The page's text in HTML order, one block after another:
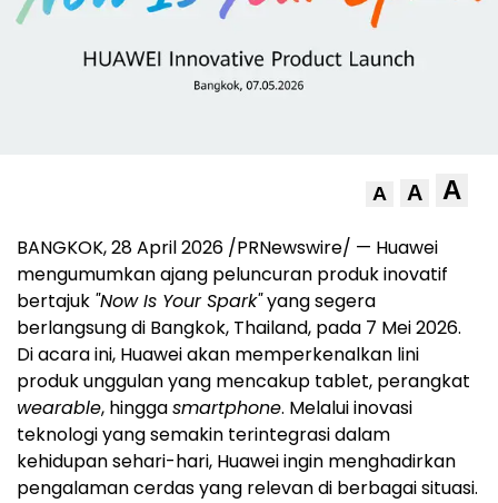
A A A
BANGKOK, 28 April 2026 /PRNewswire/ — Huawei
mengumumkan ajang peluncuran produk inovatif
bertajuk "Now Is Your Spark"yang segera
berlangsung di Bangkok, Thailand, pada 7 Mei 2026.
Di acara ini, Huawei akan memperkenalkan lini
produk unggulan yang mencakup tablet, perangkat
wearable, hinggasmartphone. Melalui inovasi
teknologi yang semakin terintegrasi dalam
kehidupan sehari-hari, Huawei ingin menghadirkan
pengalaman cerdas yang relevan di berbagai situasi.